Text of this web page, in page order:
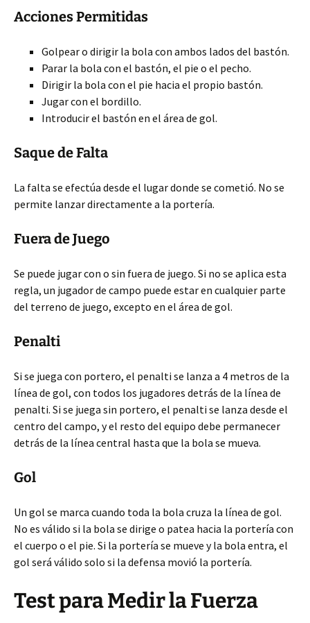
Acciones Permitidas
Golpear o dirigir la bola con ambos lados del bastón.
Parar la bola con el bastón, el pie o el pecho.
Dirigir la bola con el pie hacia el propio bastón.
Jugar con el bordillo.
Introducir el bastón en el área de gol.
Saque de Falta
La falta se efectúa desde el lugar donde se cometió. No se
permite lanzar directamente a la portería.
Fuera de Juego
Se puede jugar con o sin fuera de juego. Si no se aplica esta
regla, un jugador de campo puede estar en cualquier parte
del terreno de juego, excepto en el área de gol.
Penalti
Si se juega con portero, el penalti se lanza a 4 metros de la
línea de gol, con todos los jugadores detrás de la línea de
penalti. Si se juega sin portero, el penalti se lanza desde el
centro del campo, y el resto del equipo debe permanecer
detrás de la línea central hasta que la bola se mueva.
Gol
Un gol se marca cuando toda la bola cruza la línea de gol.
No es válido si la bola se dirige o patea hacia la portería con
el cuerpo o el pie. Si la portería se mueve y la bola entra, el
gol será válido solo si la defensa movió la portería.
Test para Medir la Fuerza